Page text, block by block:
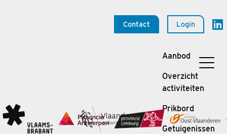
Contact Login
Aanbod
Overzicht
activiteiten
Prikbord
Getuigenissen